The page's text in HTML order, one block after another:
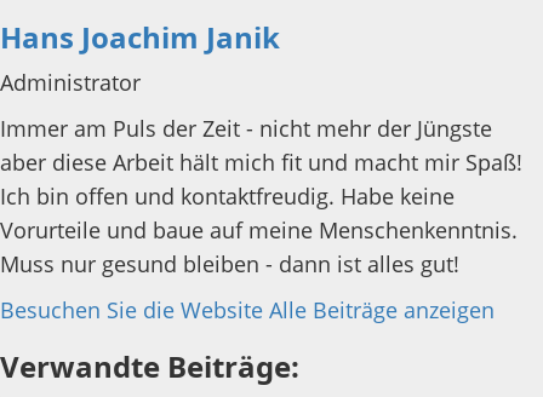
Hans Joachim Janik
Administrator
Immer am Puls der Zeit - nicht mehr der Jüngste
aber diese Arbeit hält mich fit und macht mir Spaß!
Ich bin offen und kontaktfreudig. Habe keine
Vorurteile und baue auf meine Menschenkenntnis.
Muss nur gesund bleiben - dann ist alles gut!
Besuchen Sie die Website Alle Beiträge anzeigen
Verwandte Beiträge: